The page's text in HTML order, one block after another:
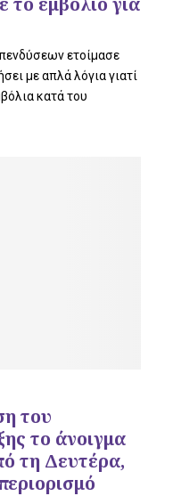
ετοίμασε
με απλά λόγια γιατί
κατά του
του
το άνοιγμα
τη Δευτέρα,